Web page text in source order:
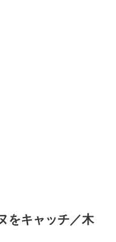
をキャッチ／木